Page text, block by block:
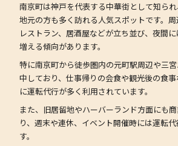
南京町は神戸を代表する中華街として知ら
地元の方も多く訪れる人気スポットです。
レストラン、居酒屋などが立ち並び、夜間
増える傾向があります。
特に南京町から徒歩圏内の元町駅周辺や三
中しており、仕事帰りの会食や観光後の食
に運転代行が多く利用されています。
また、旧居留地やハーバーランド方面にも
り、週末や連休、イベント開催時には運転
す。